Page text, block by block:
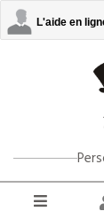
L'aide en